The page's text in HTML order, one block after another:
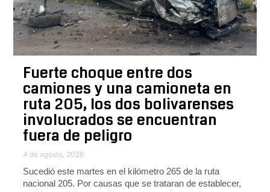
Fuerte choque entre dos
camiones y una camioneta en
ruta 205, los dos bolivarenses
involucrados se encuentran
fuera de peligro
4 de agosto, 2026
Sucedió este martes en el kilómetro 265 de la ruta
nacional 205. Por causas que se trataran de establecer,